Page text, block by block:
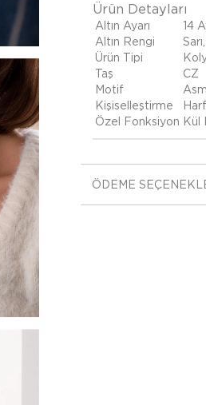
Ürün Detayları
Altın Ayarı
14
Altın Rengi
Ürün Tipi
Taş
CZ
Motif
Kişiselleştirme
Özel Fonksiyon Kül
ÖDEME